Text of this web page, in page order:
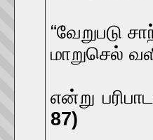
“வேறுபடு
மாறுசெல்
என்று
87)